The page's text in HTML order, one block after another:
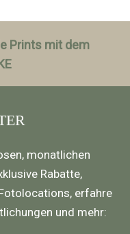
Prints mit dem
monatlichen
Rabatte,
erfahre
und mehr: